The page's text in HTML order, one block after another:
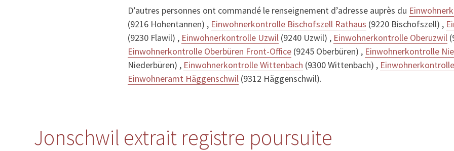
D’autres personnes ont commandé le renseignement d’adresse auprès du
(9216 Hohentannen) , Einwohnerkontrolle Bischofszell Rathaus (9220 Bischofszell) ,
(9230 Flawil) , Einwohnerkontrolle Uzwil (9240 Uzwil) , Einwohnerkontrolle Oberuzwil
Einwohnerkontrolle Oberbüren Front-Office (9245 Oberbüren) , Einwohnerkontrolle
Niederbüren) , Einwohnerkontrolle Wittenbach (9300 Wittenbach) ,
Einwohneramt Häggenschwil (9312 Häggenschwil).
Jonschwil extrait registre poursuite